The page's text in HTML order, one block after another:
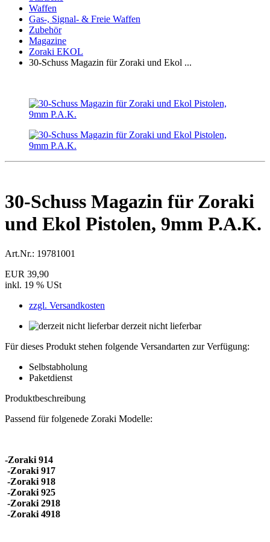
Waffen
Gas-, Signal- & Freie Waffen
Zubehör
Magazine
Zoraki EKOL
30-Schuss Magazin für Zoraki und Ekol ...
30-Schuss Magazin für Zoraki
und Ekol Pistolen, 9mm P.A.K.
Art.Nr.: 19781001
EUR 39,90
inkl. 19 % USt
zzgl. Versandkosten
derzeit nicht lieferbar
Für dieses Produkt stehen folgende Versandarten zur Verfügung:
Selbstabholung
Paketdienst
Produktbeschreibung
Passend für folgenede Zoraki Modelle:
-Zoraki 914
-Zoraki 917
-Zoraki 918
-Zoraki 925
-Zoraki 2918
-Zoraki 4918